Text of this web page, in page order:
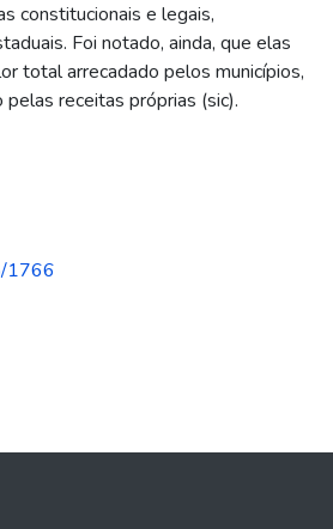
constitucionais e legais,
Foi notado, ainda, que elas
total arrecadado pelos municípios,
receitas próprias (sic).
1766